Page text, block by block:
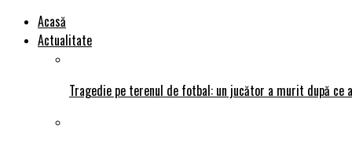
Acasă
Actualitate
Tragedie pe terenul de fotbal: un jucător a murit după